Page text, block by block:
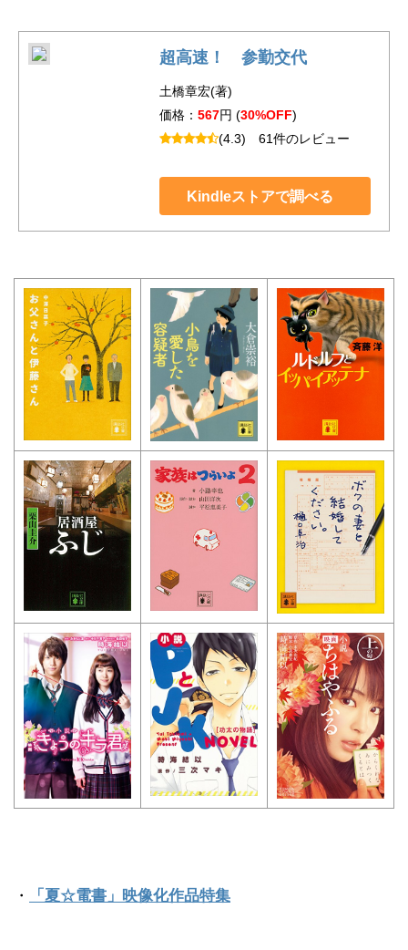
超高速！ 参勤交代
土橋章宏(著)
価格： 567円 (30%OFF)
(4.3) 61件のレビュー
Kindleストアで調べる
・ 「夏☆電書」映像化作品特集